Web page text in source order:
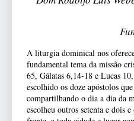
A liturgia dominical nos
fundamental tema da missão
65, Gálatas 6,14-18 e Lucas
escolhido os doze apóstolos
compartilhando o dia a dia da
escolheu outros setenta e dois